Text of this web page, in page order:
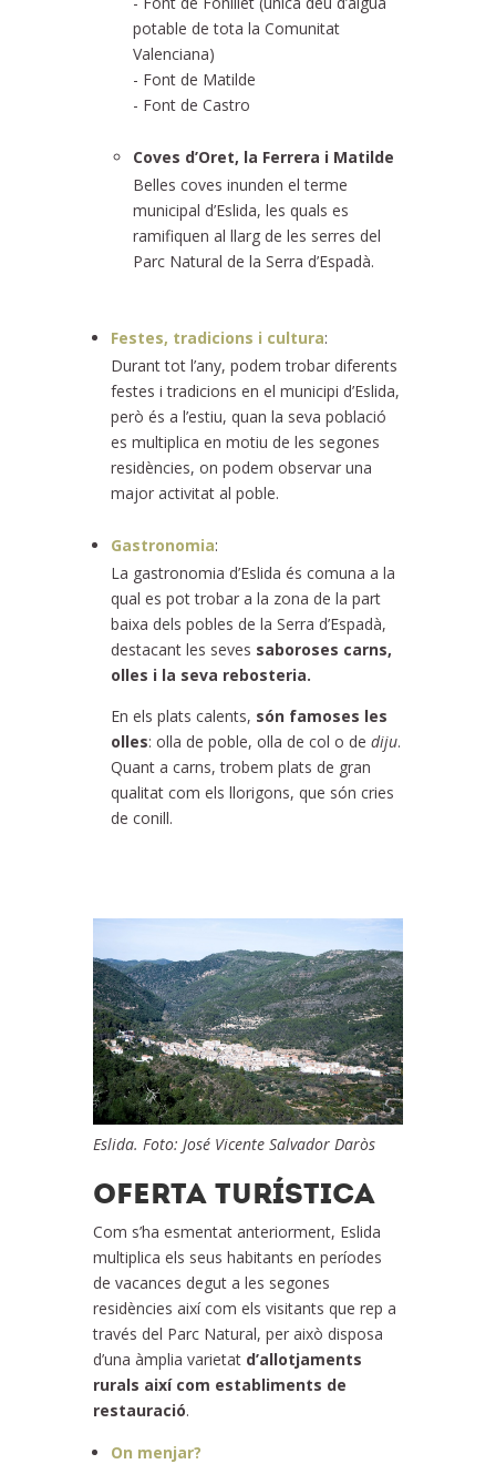
potable de tota la Comunitat
Valenciana)
- Font de Matilde
- Font de Castro
Coves d’Oret, la Ferrera i Matilde
Belles coves inunden el terme
municipal d’Eslida, les quals es
ramifiquen al llarg de les serres del
Parc Natural de la Serra d’Espadà.
Festes, tradicions i cultura:
Durant tot l’any, podem trobar diferents
festes i tradicions en el municipi d’Eslida,
però és a l’estiu, quan la seva població
es multiplica en motiu de les segones
residències, on podem observar una
major activitat al poble.
Gastronomia:
La gastronomia d’Eslida és comuna a la
qual es pot trobar a la zona de la part
baixa dels pobles de la Serra d’Espadà,
destacant les seves saboroses carns,
olles i la seva rebosteria.
En els plats calents, són famoses les
olles: olla de poble, olla de col o de diju.
Quant a carns, trobem plats de gran
qualitat com els llorigons, que són cries
de conill.
Eslida. Foto: José Vicente Salvador Daròs
OFERTA TURÍSTICA
Com s’ha esmentat anteriorment, Eslida
multiplica els seus habitants en períodes
de vacances degut a les segones
residències així com els visitants que rep a
través del Parc Natural, per això disposa
d’una àmplia varietat d’allotjaments
rurals així com establiments de
restauració.
On menjar?